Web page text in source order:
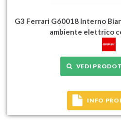
G3 Ferrari G60018 Interno
ambiente elettrico
VEDI
INFO